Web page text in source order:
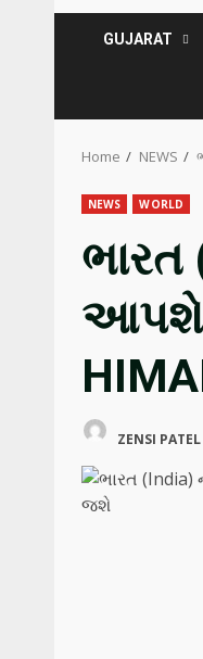
GUJARAT
Home NEWS
NEWS WORLD
ભારત
આપશે,
ZENSI PATEL